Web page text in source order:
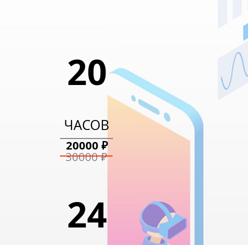
ЧАСОВ
20
13400 ₽
20000 ₽
20
ЧАСОВ
20000 ₽
30000 ₽
24